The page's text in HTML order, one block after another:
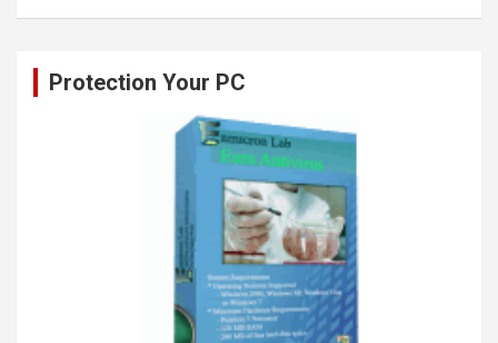
Protection Your PC